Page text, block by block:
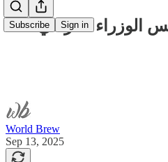
Subscribe Sign in
الوزراء العراقي،
World Brew
Sep 13, 2025